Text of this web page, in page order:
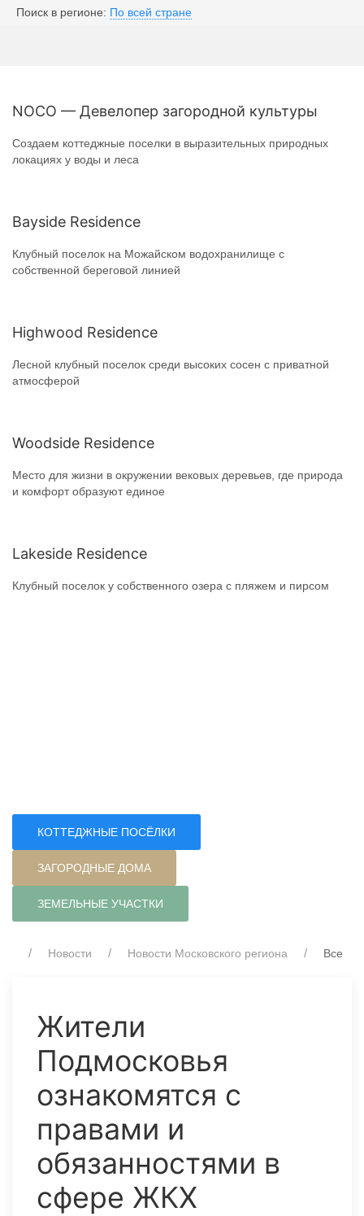
Поиск в регионе: По всей стране
NOCO — Девелопер загородной культуры
Создаем коттеджные поселки в выразительных природных
локациях у воды и леса
Bayside Residence
Клубный поселок на Можайском водохранилище с
собственной береговой линией
Highwood Residence
Лесной клубный поселок среди высоких сосен с приватной
атмосферой
Woodside Residence
Место для жизни в окружении вековых деревьев, где природа
и комфорт образуют единое
Lakeside Residence
Клубный поселок у собственного озера с пляжем и пирсом
КОТТЕДЖНЫЕ ПОСЁЛКИ
ЗАГОРОДНЫЕ ДОМА
ЗЕМЕЛЬНЫЕ УЧАСТКИ
Новости Новости Московского региона Все
Жители
Подмосковья
ознакомятся с
правами и
обязанностями в
сфере ЖКХ